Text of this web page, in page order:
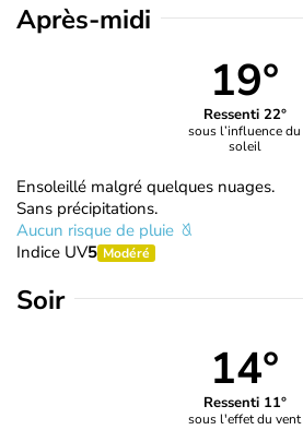
Après-midi
19°
Ressenti 22°
sous l’influence du
soleil
Ensoleillé malgré quelques nuages.
Sans précipitations.
Aucun risque de pluie
Indice UV5 Modéré
Soir
14°
Ressenti 11°
sous l'effet du vent